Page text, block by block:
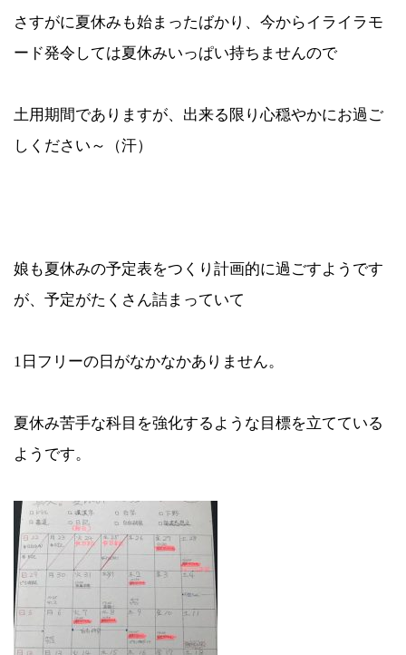
さすがに夏休みも始まったばかり、今からイライラモ
ード発令しては夏休みいっぱい持ちませんので
土用期間でありますが、出来る限り心穏やかにお過ご
しください～（汗）
娘も夏休みの予定表をつくり計画的に過ごすようです
が、予定がたくさん詰まっていて
1日フリーの日がなかなかありません。
夏休み苦手な科目を強化するような目標を立てている
ようです。